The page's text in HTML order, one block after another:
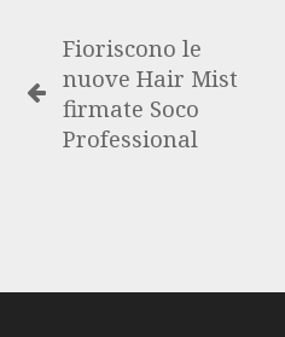
Fioriscono le
nuove Hair Mist
firmate Soco
Professional